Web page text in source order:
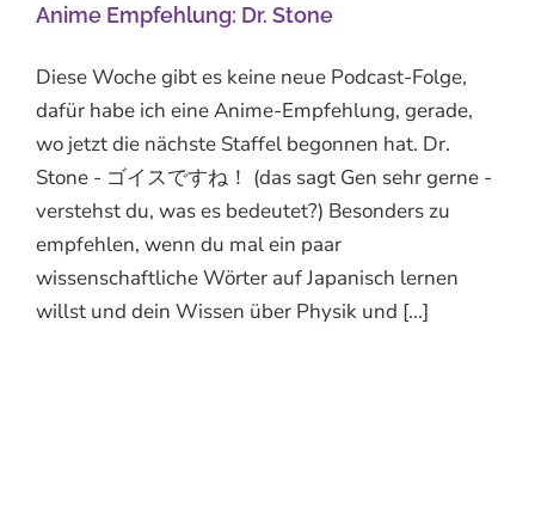
Anime Empfehlung: Dr. Stone
Diese Woche gibt es keine neue Podcast-Folge,
dafür habe ich eine Anime-Empfehlung, gerade,
wo jetzt die nächste Staffel begonnen hat. Dr.
Stone - ゴイスですね！ (das sagt Gen sehr gerne -
verstehst du, was es bedeutet?) Besonders zu
empfehlen, wenn du mal ein paar
wissenschaftliche Wörter auf Japanisch lernen
willst und dein Wissen über Physik und [...]